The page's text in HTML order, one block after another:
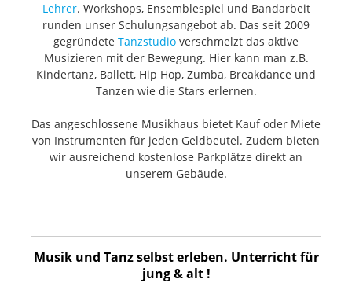
Lehrer. Workshops, Ensemblespiel und Bandarbeit
runden unser Schulungsangebot ab. Das seit 2009
gegründete Tanzstudio verschmelzt das aktive
Musizieren mit der Bewegung. Hier kann man z.B.
Kindertanz, Ballett, Hip Hop, Zumba, Breakdance und
Tanzen wie die Stars erlernen.
Das angeschlossene Musikhaus bietet Kauf oder Miete
von Instrumenten für jeden Geldbeutel. Zudem bieten
wir ausreichend kostenlose Parkplätze direkt an
unserem Gebäude.
Musik und Tanz selbst erleben. Unterricht für
jung & alt !